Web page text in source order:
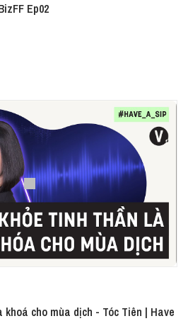
Ep02
cho mùa dịch - Tóc Tiên | Have